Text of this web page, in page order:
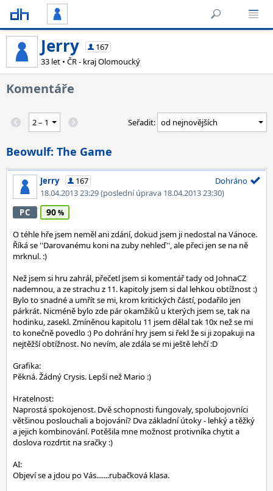
Jerry
167
33 let • ČR - kraj Olomoucký
Komentáře
Seřadit:
Beowulf: The Game
Jerry
167
18.04.2013 23:29(poslední úprava 18.04.2013 23:30)
Dohráno
PC 90
O téhle hře jsem neměl ani zdání, dokud jsem ji nedostal na Vánoce.
Říká se ''Darovanému koni na zuby nehleď'', ale přeci jen se na ně
mrknul. :)
Než jsem si hru zahrál, přečetl jsem si komentář tady od JohnaCZ
nademnou, a ze strachu z 11. kapitoly jsem si dal lehkou obtížnost :)
Bylo to snadné a umřít se mi, krom kritických částí, podařilo jen
párkrát. Nicméně bylo zde pár okamžiků u kterých jsem se, tak na
hodinku, zasekl. Zmíněnou kapitolu 11 jsem dělal tak 10x než se mi
to konečně povedlo :) Po dohrání hry jsem si řekl že si ji zopakuji na
nejtěžší obtížnost. No nevím, ale zdála se mi ještě lehčí :D
Grafika:
Pěkná. Žádný Crysis. Lepší než Mario :)
Hratelnost:
Naprostá spokojenost. Dvě schopnosti fungovaly, spolubojovníci
většinou poslouchali a bojování? Dva základní útoky - lehký a těžký
a jejich kombinování. Potěšila mne možnost protivníka chytit a
doslova rozdrtit na sračky :)
AI:
Objeví se a jdou po Vás.......rubačková klasa.